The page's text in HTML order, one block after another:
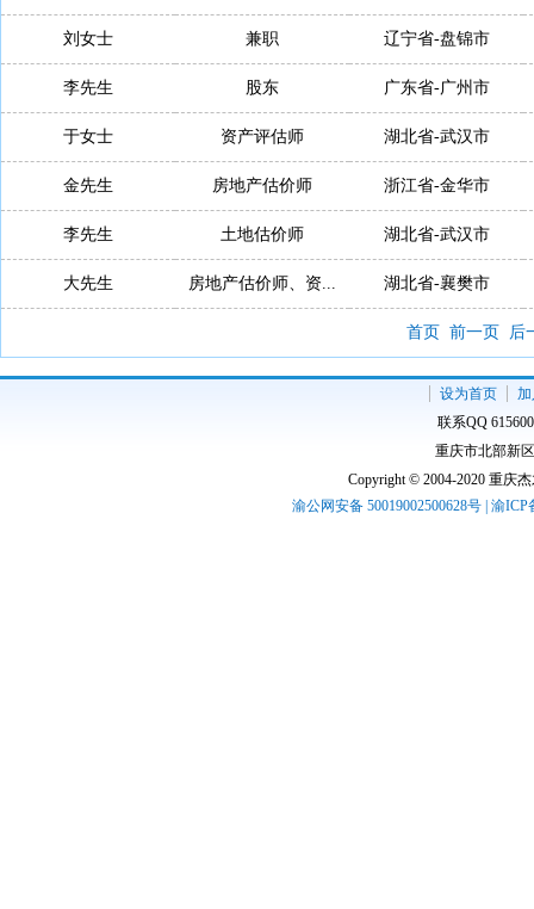
刘女士 兼职 辽宁省-盘锦市
李先生 股东 广东省-广州市
于女士 资产评估师 湖北省-武汉市
金先生 房地产估价师 浙江省-金华市
李先生 土地估价师 湖北省-武汉市
大先生 房地产估价师、资... 湖北省-襄樊市
首页 前一页 后
设为首页
加
联系QQ
重庆市北部新
Copyright © 2004-2020 重庆
渝公网安备 50019002500628号 | 渝